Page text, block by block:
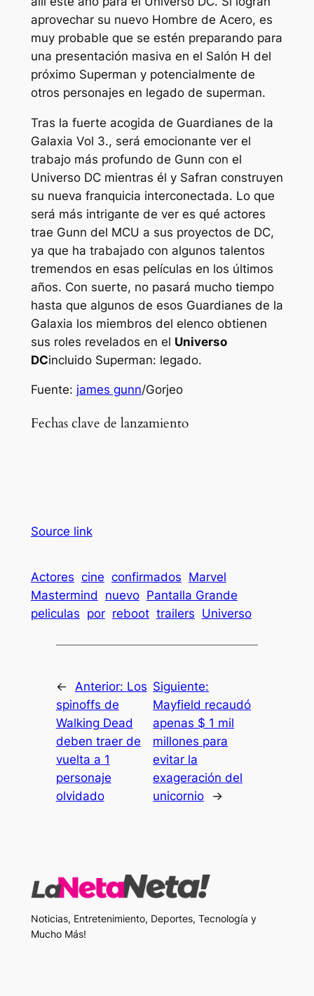
aprovechar su nuevo Hombre de Acero, es
muy probable que se estén preparando para
una presentación masiva en el Salón H del
próximo Superman y potencialmente de
otros personajes en legado de superman.
Tras la fuerte acogida de Guardianes de la
Galaxia Vol 3., será emocionante ver el
trabajo más profundo de Gunn con el
Universo DC mientras él y Safran construyen
su nueva franquicia interconectada. Lo que
será más intrigante de ver es qué actores
trae Gunn del MCU a sus proyectos de DC,
ya que ha trabajado con algunos talentos
tremendos en esas películas en los últimos
años. Con suerte, no pasará mucho tiempo
hasta que algunos de esos Guardianes de la
Galaxia los miembros del elenco obtienen
sus roles revelados en el Universo
DCincluido Superman: legado.
Fuente: james gunn/Gorjeo
Fechas clave de lanzamiento
Source link
Actores cine confirmados Marvel
Mastermind
nuevo Pantalla Grande
peliculas por reboot trailers Universo
← Anterior: Los
spinoffs de
Walking Dead
deben traer de
vuelta a 1
personaje
olvidado
Siguiente:
Mayfield recaudó
apenas $ 1 mil
millones para
evitar la
exageración del
unicornio
→
Noticias, Entretenimiento, Deportes, Tecnología y
Mucho Más!